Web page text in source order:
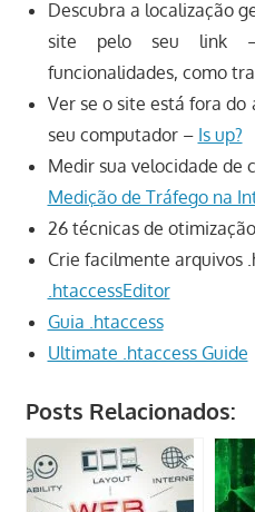
Descubra a localização
site pelo seu link
funcionalidades, como
Ver se o site está fora do
seu computador – Is up?
Medir sua velocidade de
Medição de Tráfego na
26 técnicas de
Crie facilmente arquivos
.htaccessEditor
Guia .htaccess
Ultimate .htaccess Guide
Posts Relacionados: